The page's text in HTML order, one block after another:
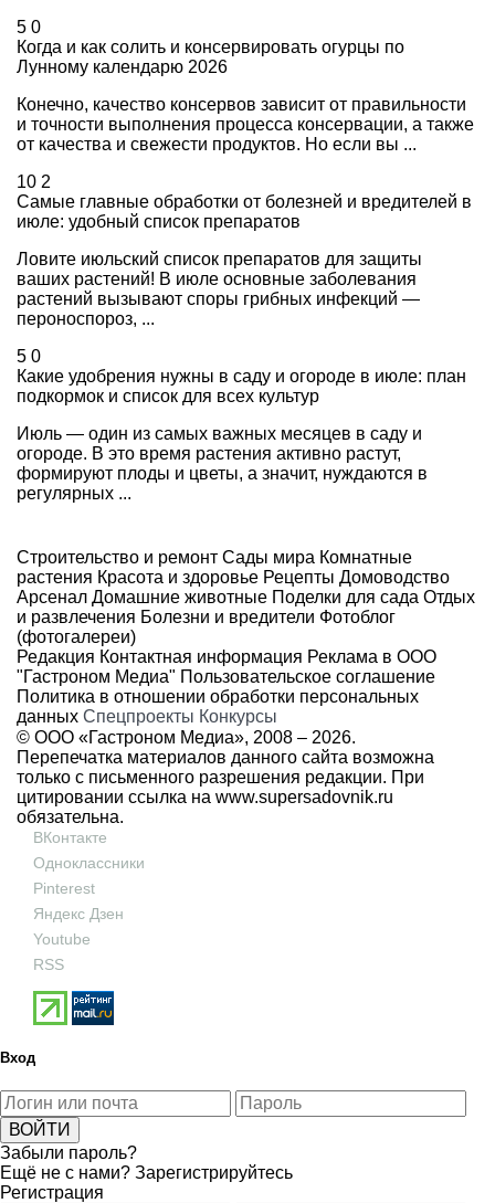
5 0
Когда и как солить и консервировать огурцы по
Лунному календарю 2026
Конечно, качество консервов зависит от правильности
и точности выполнения процесса консервации, а также
от качества и свежести продуктов. Но если вы ...
10 2
Самые главные обработки от болезней и вредителей в
июле: удобный список препаратов
Ловите июльский список препаратов для защиты
ваших растений! В июле основные заболевания
растений вызывают споры грибных инфекций —
пероноспороз, ...
5 0
Какие удобрения нужны в саду и огороде в июле: план
подкормок и список для всех культур
Июль — один из самых важных месяцев в саду и
огороде. В это время растения активно растут,
формируют плоды и цветы, а значит, нуждаются в
регулярных ...
Строительство и ремонт Сады мира Комнатные
растения Красота и здоровье Рецепты Домоводство
Арсенал Домашние животные Поделки для сада Отдых
и развлечения Болезни и вредители Фотоблог
(фотогалереи)
Редакция Контактная информация Реклама в ООО
"Гастроном Медиа" Пользовательское соглашение
Политика в отношении обработки персональных
данных Спецпроекты Конкурсы
© ООО «Гастроном Медиа», 2008 – 2026.
Перепечатка материалов данного сайта возможна
только с письменного разрешения редакции. При
цитировании ссылка на www.supersadovnik.ru
обязательна.
ВКонтакте
Одноклассники
Pinterest
Яндекс Дзен
Youtube
RSS
Вход
Забыли пароль?
Ещё не с нами? Зарегистрируйтесь
Регистрация